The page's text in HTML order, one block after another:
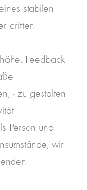
stabilen
dritten
Feedback
- zu gestalten
Person und
wir